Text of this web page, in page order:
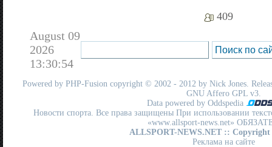
409
August 09
2026
13:30:54
Powered by PHP-Fusion copyright © 2002 - 2012 by Nick Jones.
GNU Affero GPL v3.
Data powered by Oddspedia
Новости спорта. Все права защищены При использовании
«www.allsport-news.net»
ALLSPORT-NEWS.NET :: Copyright
Реклама на сайте